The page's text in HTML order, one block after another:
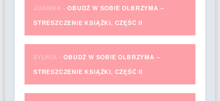
JOANNA -OBUDŹ W SOBIE OLBRZYMA –
STRESZCZENIE KSIĄŻKI, CZĘŚĆ II
SYLWIA -OBUDŹ W SOBIE OLBRZYMA –
STRESZCZENIE KSIĄŻKI, CZĘŚĆ II